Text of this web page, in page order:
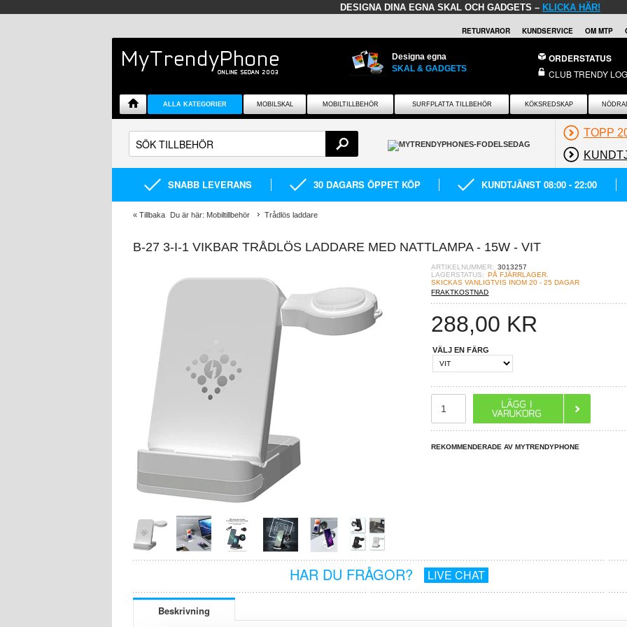
DESIGNA DINA EGNA SKAL OCH GADGETS – KLICKA HÄR!
RETURVAROR KUNDSERVICE OM MTP
Designa egna
SKAL & GADGETS
ORDERSTATUS
CLUB TRENDY
ALLA KATEGORIER MOBILSKAL MOBILTILLBEHÖR SURFPLATTA TILLBEHÖR KÖKSREDSKAP
TOPP
SNABB LEVERANS 30 DAGARS ÖPPET KÖP KUNDTJÄNST 08:00 - 22:00
« Tillbaka Du är här: Mobiltillbehör Trådlös laddare
B-27 3-I-1 VIKBAR TRÅDLÖS LADDARE MED NATTLAMPA - 15W - VIT
ARTIKELNUMMER: 3013257
LAGERSTATUS: PÅ FJÄRRLAGER.
SKICKAS VANLIGTVIS INOM 20 - 25 DAGAR
FRAKTKOSTNAD
288,00 KR
VÄLJ EN FÄRG
REKOMMENDERADE AV MYTRENDYPHONE
HAR DU FRÅGOR? LIVE CHAT
Beskrivning